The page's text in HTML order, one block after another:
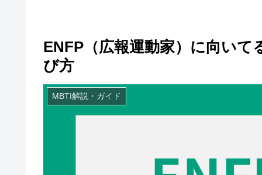
ENFP（広報運動家）に向いて
び方
MBTI解説・ガイド